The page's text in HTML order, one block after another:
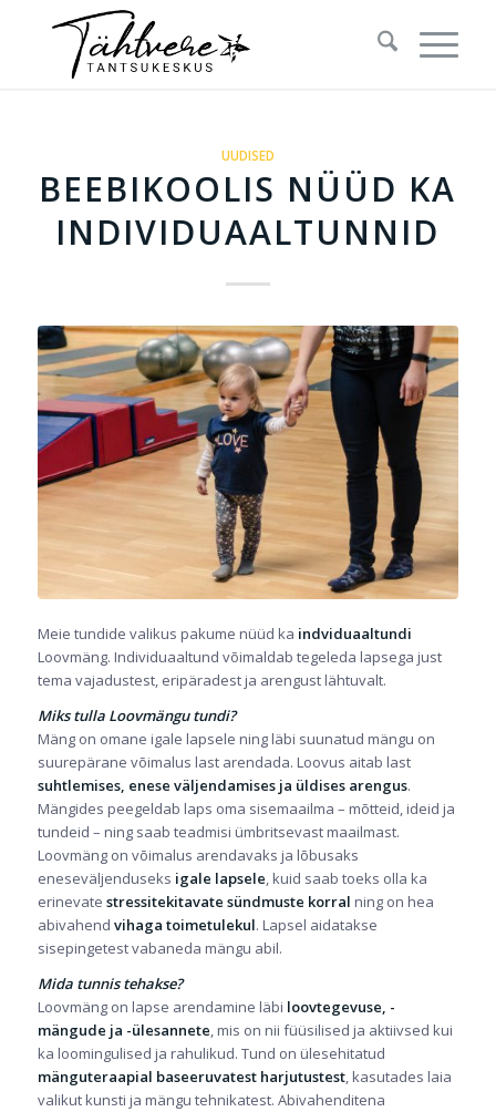
UUDISED
BEEBIKOOLIS NÜÜD KA
INDIVIDUAALTUNNID
Meie tundide valikus pakume nüüd ka indviduaaltundi
Loovmäng. Individuaaltund võimaldab tegeleda lapsega just
tema vajadustest, eripäradest ja arengust lähtuvalt.
Miks tulla Loovmängu tundi?
Mäng on omane igale lapsele ning läbi suunatud mängu on
suurepärane võimalus last arendada. Loovus aitab last
suhtlemises, enese väljendamises ja üldises arengus.
Mängides peegeldab laps oma sisemaailma – mõtteid, ideid ja
tundeid – ning saab teadmisi ümbritsevast maailmast.
Loovmäng on võimalus arendavaks ja lõbusaks
eneseväljenduseks igale lapsele, kuid saab toeks olla ka
erinevate stressitekitavate sündmuste korral ning on hea
abivahend vihaga toimetulekul. Lapsel aidatakse
sisepingetest vabaneda mängu abil.
Mida tunnis tehakse?
Loovmäng on lapse arendamine läbi loovtegevuse, -
mängude ja -ülesannete, mis on nii füüsilised ja aktiivsed kui
ka loomingulised ja rahulikud. Tund on ülesehitatud
mänguteraapial baseeruvatest harjutustest, kasutades laia
valikut kunsti ja mängu tehnikatest. Abivahenditena